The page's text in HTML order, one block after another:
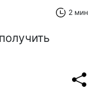
2 мин